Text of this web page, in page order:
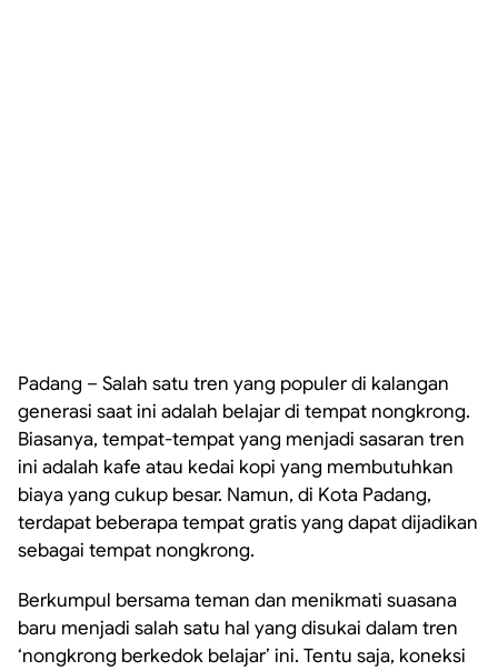
Padang – Salah satu tren yang populer di kalangan
generasi saat ini adalah belajar di tempat nongkrong.
Biasanya, tempat-tempat yang menjadi sasaran tren
ini adalah kafe atau kedai kopi yang membutuhkan
biaya yang cukup besar. Namun, di Kota Padang,
terdapat beberapa tempat gratis yang dapat dijadikan
sebagai tempat nongkrong.
Berkumpul bersama teman dan menikmati suasana
baru menjadi salah satu hal yang disukai dalam tren
‘nongkrong berkedok belajar’ ini. Tentu saja, koneksi